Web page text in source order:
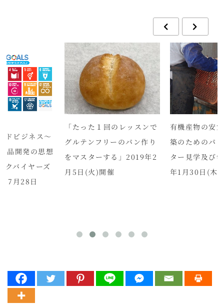
ドビジネス～
品開発の思想
クバイヤーズ
7月28日
「たった１回のレッスンで
グルテンフリーのパン作り
をマスターする」2019年2
月5日(火)開催
有機産物の安
築のためのパ
ター見学及び
年1月30日(木)